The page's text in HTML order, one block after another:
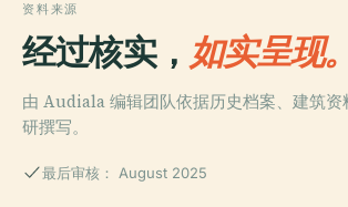
资料来源
经过核实， 如实呈现。
由 Audiala 编辑团队依据历史档案、建筑资
研撰写。
最后审核： August 2025